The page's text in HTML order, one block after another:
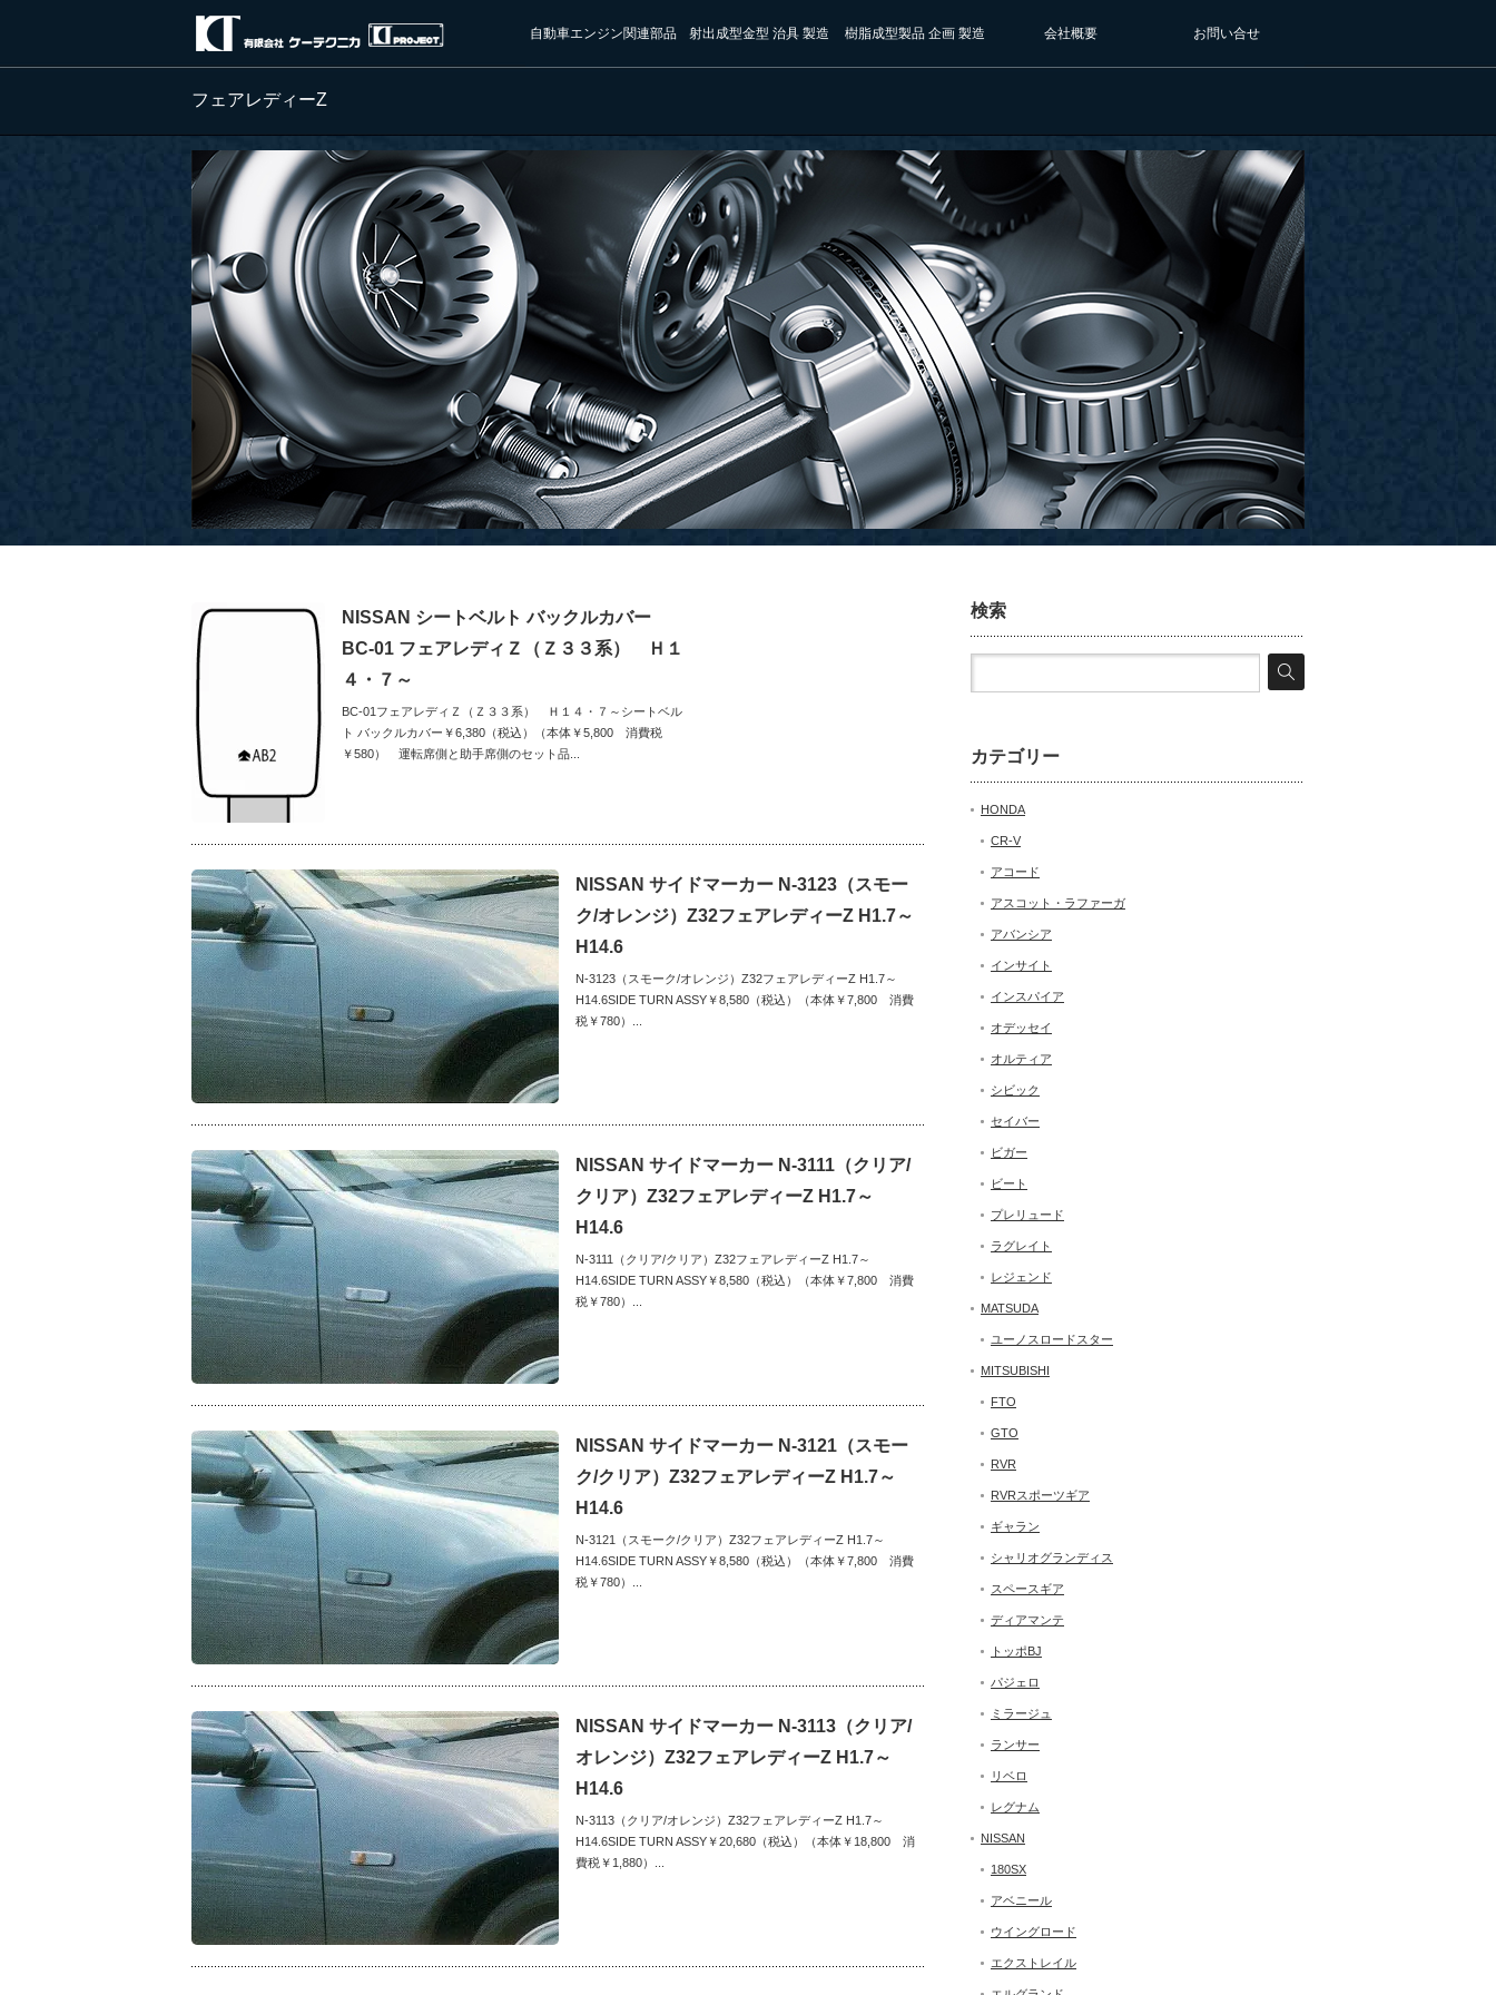
自動車エンジン関連部品 射出成型金型 治具 製造 樹脂成型製品 企画 製造 会社概要 お問い合せ
フェアレディーZ
NISSAN シートベルト バックルカバー
BC-01 フェアレディＺ（Ｚ３３系） Ｈ１
４・７～
BC-01フェアレディＺ（Ｚ３３系） Ｈ１４・７～シートベル
ト バックルカバー￥6,380（税込）（本体￥5,800 消費税
￥580） 運転席側と助手席側のセット品...
NISSAN サイドマーカー N-3123（スモー
ク/オレンジ）Z32フェアレディーZ H1.7～
H14.6
N-3123（スモーク/オレンジ）Z32フェアレディーZ H1.7～
H14.6SIDE TURN ASSY￥8,580（税込）（本体￥7,800 消費
税￥780）...
NISSAN サイドマーカー N-3111（クリア/
クリア）Z32フェアレディーZ H1.7～
H14.6
N-3111（クリア/クリア）Z32フェアレディーZ H1.7～
H14.6SIDE TURN ASSY￥8,580（税込）（本体￥7,800 消費
税￥780）...
NISSAN サイドマーカー N-3121（スモー
ク/クリア）Z32フェアレディーZ H1.7～
H14.6
N-3121（スモーク/クリア）Z32フェアレディーZ H1.7～
H14.6SIDE TURN ASSY￥8,580（税込）（本体￥7,800 消費
税￥780）...
NISSAN サイドマーカー N-3113（クリア/
オレンジ）Z32フェアレディーZ H1.7～
H14.6
N-3113（クリア/オレンジ）Z32フェアレディーZ H1.7～
H14.6SIDE TURN ASSY￥20,680（税込）（本体￥18,800 消
費税￥1,880）...
検索
カテゴリー
HONDA
CR-V
アコード
アスコット・ラファーガ
アバンシア
インサイト
インスパイア
オデッセイ
オルティア
シビック
セイバー
ビガー
ビート
プレリュード
ラグレイト
レジェンド
MATSUDA
ユーノスロードスター
MITSUBISHI
FTO
GTO
RVR
RVRスポーツギア
ギャラン
シャリオグランディス
スペースギア
ディアマンテ
トッポBJ
パジェロ
ミラージュ
ランサー
リベロ
レグナム
NISSAN
180SX
アベニール
ウイングロード
エクストレイル